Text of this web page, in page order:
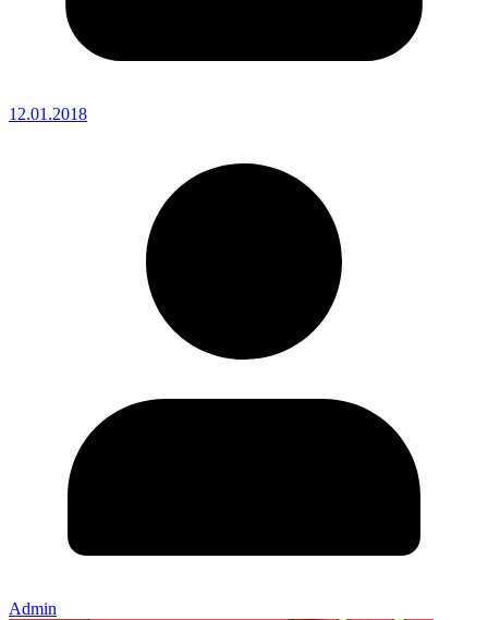
12.01.2018
Admin